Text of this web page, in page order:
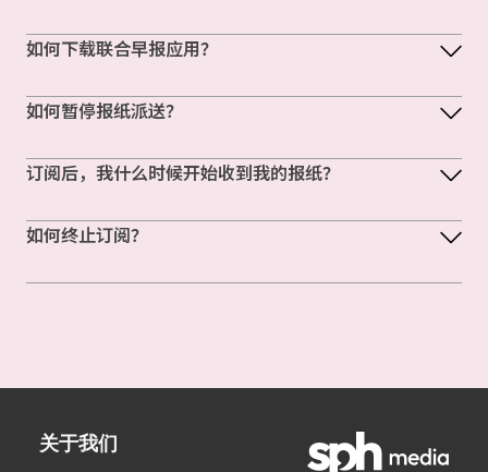
如何下载联合早报应用？
如何暂停报纸派送？
订阅后，我什么时候开始收到我的报纸？
如何终止订阅？
关于我们